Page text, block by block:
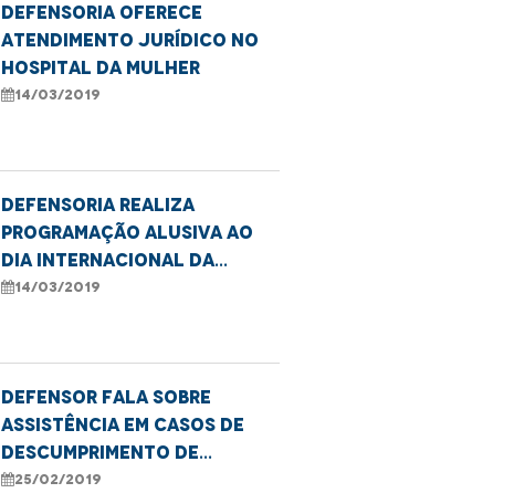
Defensoria oferece
atendimento jurídico no
Hospital da Mulher
14/03/2019
Defensoria realiza
programação alusiva ao
Dia Internacional da
Mulher
14/03/2019
Defensor fala sobre
assistência em casos de
descumprimento de
decisão judicial
25/02/2019